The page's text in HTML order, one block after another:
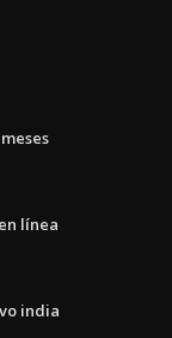
línea
india